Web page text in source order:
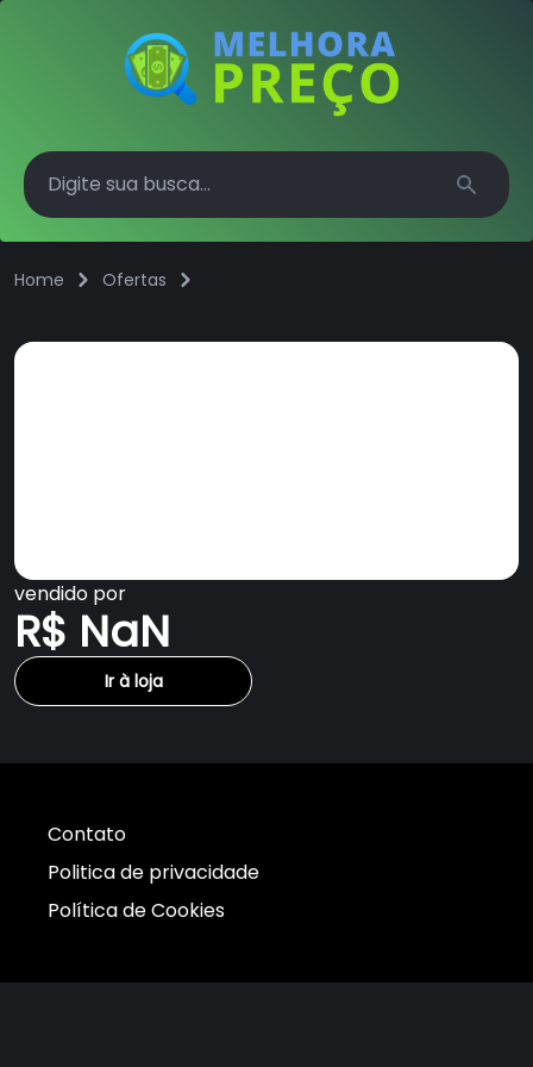
Search
Home Ofertas
vendido por
R$ NaN
Ir à loja
Contato
Politica de privacidade
Política de Cookies